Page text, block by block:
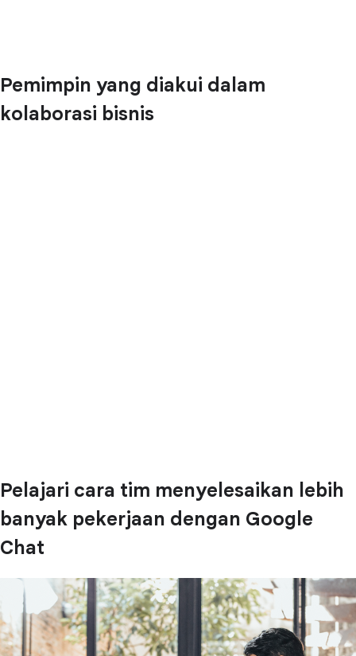
Pemimpin yang diakui dalam
kolaborasi bisnis
Pelajari cara tim menyelesaikan lebih
banyak pekerjaan dengan Google
Chat